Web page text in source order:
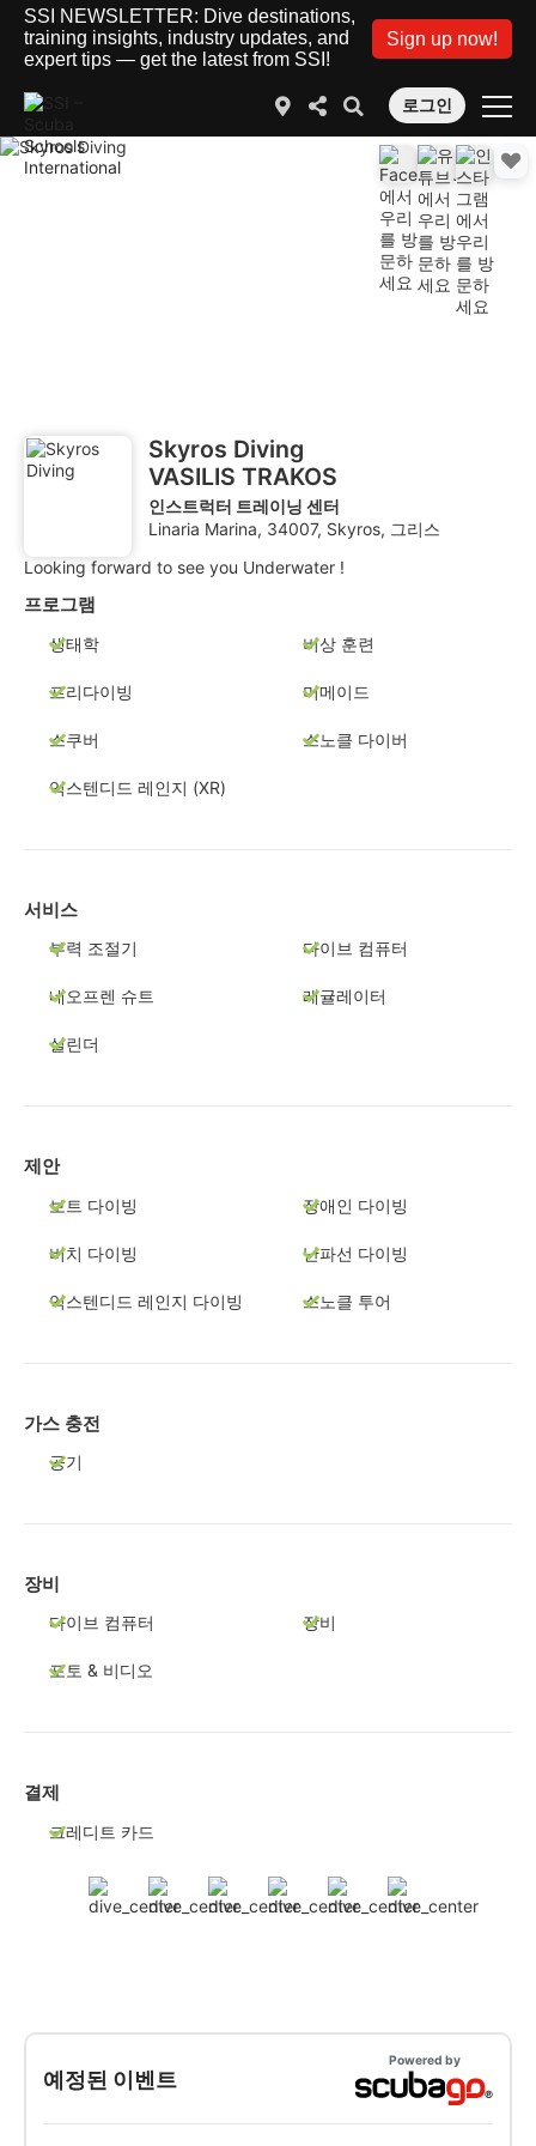
SSI NEWSLETTER: Dive destinations,
training insights, industry updates, and
expert tips — get the latest from SSI!
Sign up now!
로그인
Skyros Diving
VASILIS TRAKOS
인스트럭터 트레이닝 센터
Linaria Marina, 34007, Skyros, 그리스
Looking forward to see you Underwater !
프로그램
생태학 비상 훈련
프리다이빙 머메이드
스쿠버 스노클 다이버
익스텐디드 레인지 (XR)
서비스
부력 조절기 다이브 컴퓨터
네오프렌 슈트 레귤레이터
실린더
제안
보트 다이빙 장애인 다이빙
비치 다이빙 난파선 다이빙
익스텐디드 레인지 다이빙 스노클 투어
가스 충전
공기
장비
다이브 컴퓨터 장비
포토 & 비디오
결제
크레디트 카드
예정된 이벤트
Powered by